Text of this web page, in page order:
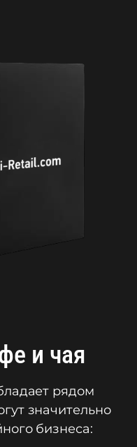
и чая
рядом
значительно
бизнеса: